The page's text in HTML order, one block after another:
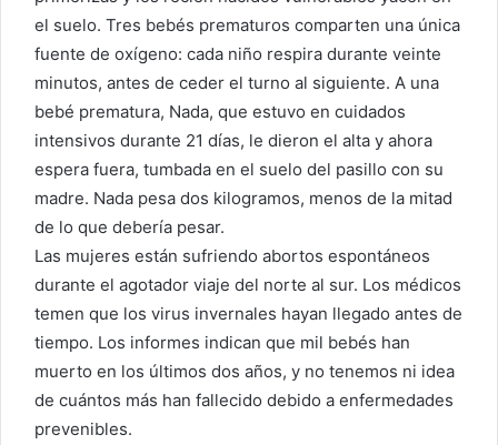
el suelo. Tres bebés prematuros comparten una única
fuente de oxígeno: cada niño respira durante veinte
minutos, antes de ceder el turno al siguiente. A una
bebé prematura, Nada, que estuvo en cuidados
intensivos durante 21 días, le dieron el alta y ahora
espera fuera, tumbada en el suelo del pasillo con su
madre. Nada pesa dos kilogramos, menos de la mitad
de lo que debería pesar.
Las mujeres están sufriendo abortos espontáneos
durante el agotador viaje del norte al sur. Los médicos
temen que los virus invernales hayan llegado antes de
tiempo. Los informes indican que mil bebés han
muerto en los últimos dos años, y no tenemos ni idea
de cuántos más han fallecido debido a enfermedades
prevenibles.